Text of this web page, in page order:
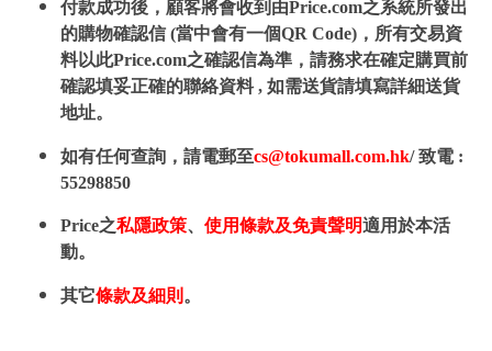
付款成功後，顧客將會收到由Price.com之系統所發出
的購物確認信 (當中會有一個QR Code)，所有交易資
料以此Price.com之確認信為準，請務求在確定購買前
確認填妥正確的聯絡資料 , 如需送貨請填寫詳細送貨
地址。
如有任何查詢，請電郵至cs@tokumall.com.hk/ 致電 :
55298850
Price之私隱政策、 使用條款及免責聲明適用於本活
動。
其它條款及細則 。